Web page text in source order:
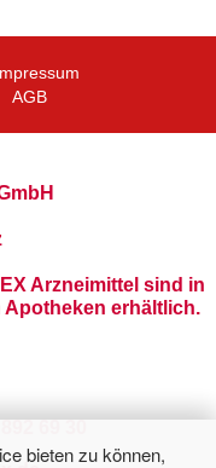
bieten zu können,
AGB
Arzneimittel sind in
erhältlich.